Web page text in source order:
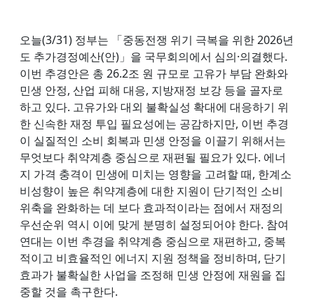
오늘(3/31) 정부는 「중동전쟁 위기 극복을 위한 2026년
도 추가경정예산(안)」을 국무회의에서 심의·의결했다.
이번 추경안은 총 26.2조 원 규모로 고유가 부담 완화와
민생 안정, 산업 피해 대응, 지방재정 보강 등을 골자로
하고 있다. 고유가와 대외 불확실성 확대에 대응하기 위
한 신속한 재정 투입 필요성에는 공감하지만, 이번 추경
이 실질적인 소비 회복과 민생 안정을 이끌기 위해서는
무엇보다 취약계층 중심으로 재편될 필요가 있다. 에너
지 가격 충격이 민생에 미치는 영향을 고려할 때, 한계소
비성향이 높은 취약계층에 대한 지원이 단기적인 소비
위축을 완화하는 데 보다 효과적이라는 점에서 재정의
우선순위 역시 이에 맞게 분명히 설정되어야 한다. 참여
연대는 이번 추경을 취약계층 중심으로 재편하고, 중복
적이고 비효율적인 에너지 지원 정책을 정비하며, 단기
효과가 불확실한 사업을 조정해 민생 안정에 재원을 집
중할 것을 촉구한다.